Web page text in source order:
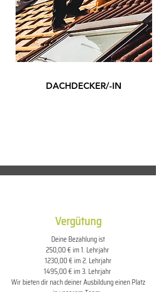
DACHDECKER/-IN
Vergütung
Deine Bezahlung ist
250,00 € im 1. Lehrjahr
1230,00 € im 2. Lehrjahr
1495,00 € im 3. Lehrjahr
Wir bieten dir nach deiner Ausbildung einen Platz